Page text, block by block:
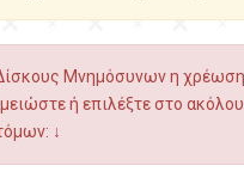
Μνημόσυνων η χρέωση
ή επιλέξτε στο
↓